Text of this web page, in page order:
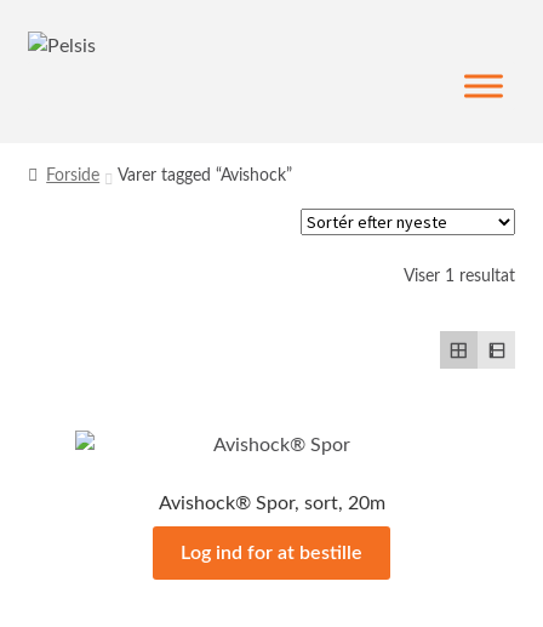
Spring
Spring
Forside Varer tagged “Avishock”
Viser 1 resultat
Avishock® Spor, sort, 20m
Log ind for at bestille